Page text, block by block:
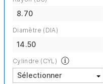
8.70
Diamètre (DIA)
14.50
Cylindre (CYL)